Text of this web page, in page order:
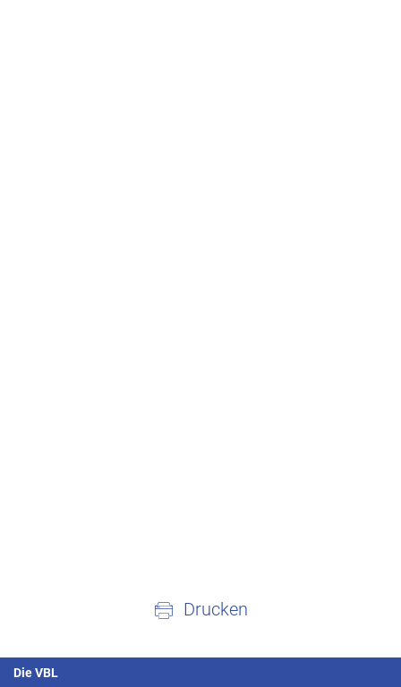
Drucken
Die VBL